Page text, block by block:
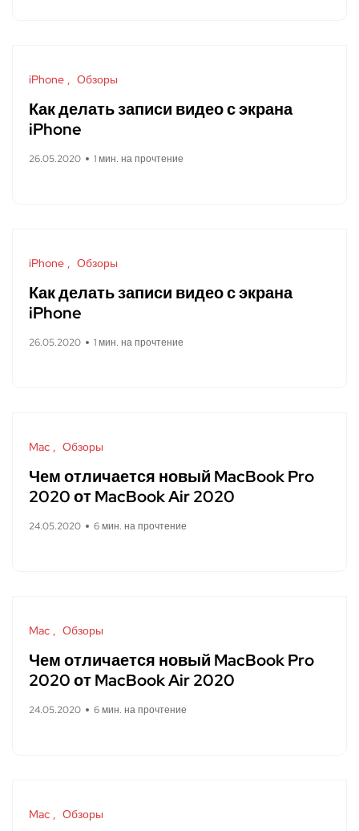
iPhone Обзоры
Как делать записи видео с экрана
iPhone
26.05.2020 1 мин. на прочтение
iPhone Обзоры
Как делать записи видео с экрана
iPhone
26.05.2020 1 мин. на прочтение
Mac Обзоры
Чем отличается новый MacBook Pro
2020 от MacBook Air 2020
24.05.2020 6 мин. на прочтение
Mac Обзоры
Чем отличается новый MacBook Pro
2020 от MacBook Air 2020
24.05.2020 6 мин. на прочтение
Mac Обзоры